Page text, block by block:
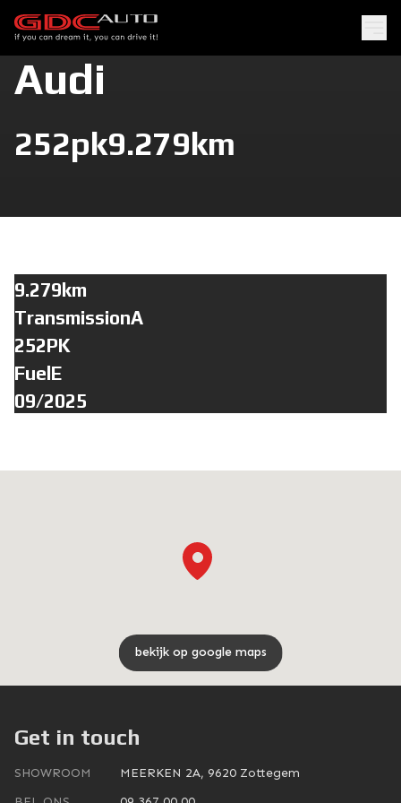
Audi
252pk9.279km
9.279km
TransmissionA
252PK
FuelE
09/2025
Get in touch
SHOWROOM
MEERKEN 2A, 9620 Zottegem
bekijk op google maps